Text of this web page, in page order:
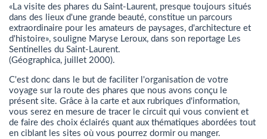
«La visite des phares du Saint-Laurent, presque toujours situés
dans des lieux d'une grande beauté, constitue un parcours
extraordinaire pour les amateurs de paysages, d'architecture et
d'histoire», souligne Maryse Leroux, dans son reportage Les
Sentinelles du Saint-Laurent.
(Géographica, juillet 2000).
C'est donc dans le but de faciliter l'organisation de votre
voyage sur la route des phares que nous avons conçu le
présent site. Grâce à la carte et aux rubriques d'information,
vous serez en mesure de tracer le circuit qui vous convient et
de faire des choix éclairés quant aux thématiques abordées tout
en ciblant les sites où vous pourrez dormir ou manger.